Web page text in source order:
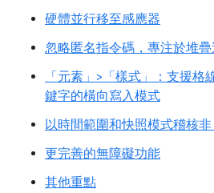
硬體並行移至感應器
忽略匿名指令碼，專注於堆
「元素」>「樣式」：支援格
鍵字的橫向寫入模式
以時間範圍和快照模式稽核非
更完善的無障礙功能
其他重點